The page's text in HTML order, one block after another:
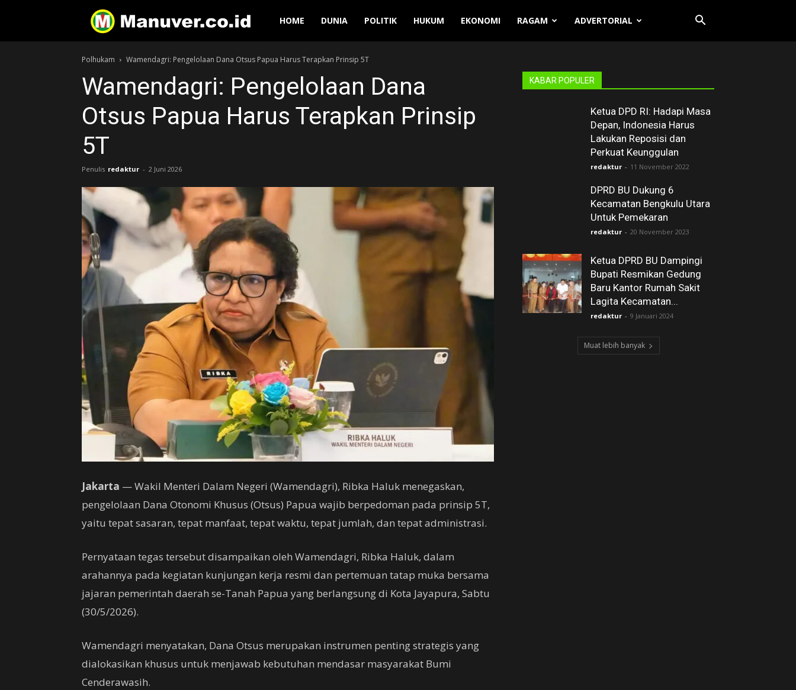
Manuver
HOME DUNIA POLITIK HUKUM EKONOMI RAGAM ADVERTORIAL
Polhukam Wamendagri: Pengelolaan Dana Otsus Papua Harus Terapkan Prinsip 5T
Wamendagri: Pengelolaan Dana
Otsus Papua Harus Terapkan Prinsip
5T
Penulis redaktur - 2 Juni 2026
Jakarta — Wakil Menteri Dalam Negeri (Wamendagri), Ribka Haluk menegaskan,
pengelolaan Dana Otonomi Khusus (Otsus) Papua wajib berpedoman pada prinsip 5T,
yaitu tepat sasaran, tepat manfaat, tepat waktu, tepat jumlah, dan tepat administrasi.
Pernyataan tegas tersebut disampaikan oleh Wamendagri, Ribka Haluk, dalam
arahannya pada kegiatan kunjungan kerja resmi dan pertemuan tatap muka bersama
jajaran pemerintah daerah se-Tanah Papua yang berlangsung di Kota Jayapura, Sabtu
(30/5/2026).
Wamendagri menyatakan, Dana Otsus merupakan instrumen penting strategis yang
dialokasikan khusus untuk menjawab kebutuhan mendasar masyarakat Bumi
Cenderawasih.
KABAR POPULER
Ketua DPD RI: Hadapi Masa
Depan, Indonesia Harus
Lakukan Reposisi dan
Perkuat Keunggulan
redaktur - 11 November 2022
DPRD BU Dukung 6
Kecamatan Bengkulu Utara
Untuk Pemekaran
redaktur - 20 November 2023
Ketua DPRD BU Dampingi
Bupati Resmikan Gedung
Baru Kantor Rumah Sakit
Lagita Kecamatan...
redaktur - 9 Januari 2024
Muat lebih banyak